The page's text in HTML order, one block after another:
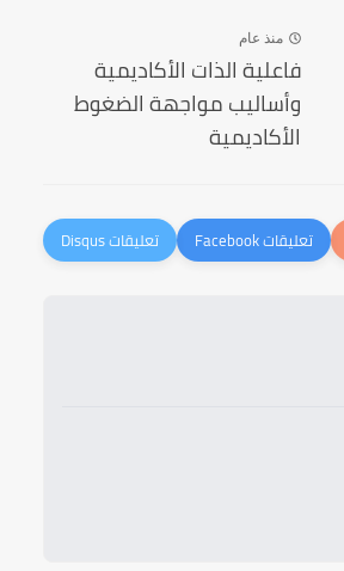
منذ عام
فاعلية الذات الأكاديمية
وأساليب مواجهة الضغوط
الأكاديمية